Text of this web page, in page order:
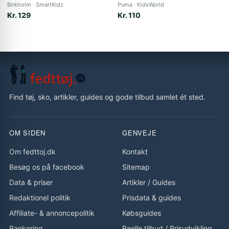
Birkholm SmartKidz
Kr. 129
Puma KidsWorld
Kr. 110
Find tøj, sko, artikler, guides og gode tilbud samlet ét sted.
OM SIDEN
Om fedttoj.dk
Besøg os på facebook
Data & priser
Redaktionel politik
Affiliate- & annoncepolitik
GENVEJE
Kontakt
Sitemap
Artikler / Guides
Prisdata & guides
Købsguides